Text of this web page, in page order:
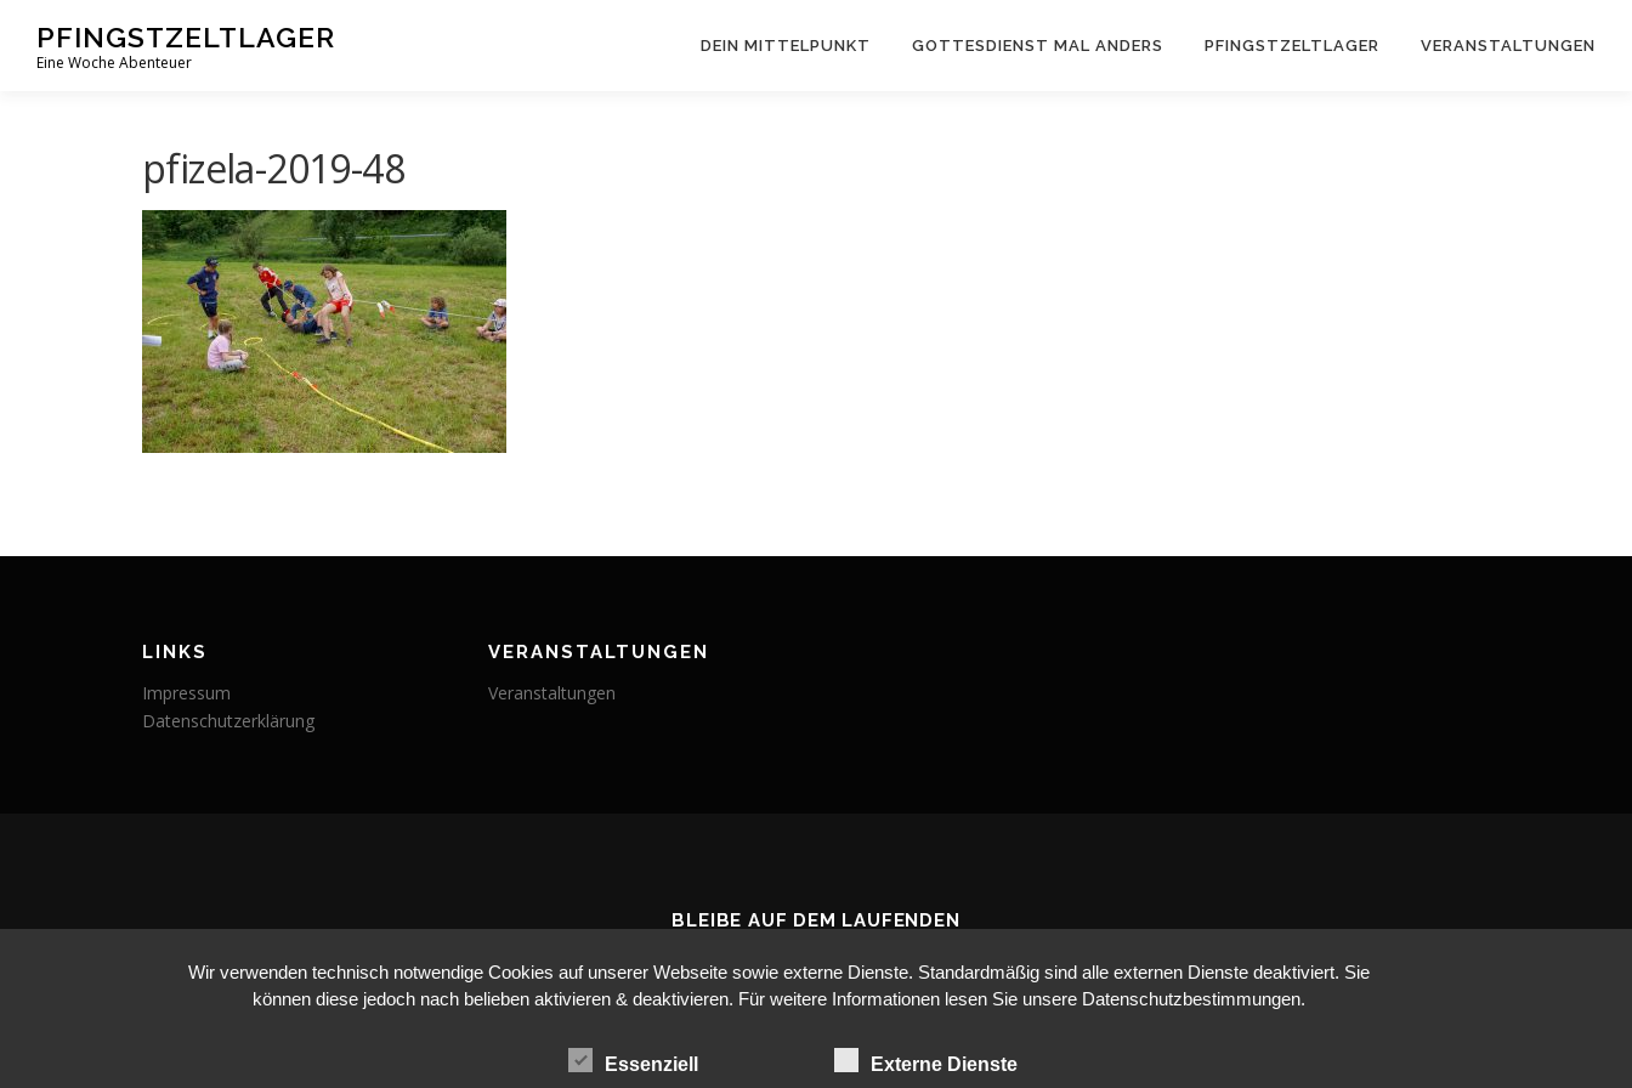
Inhalt
springen
PFINGSTZELTLAGER
Eine Woche Abenteuer
DEIN MITTELPUNKT GOTTESDIENST MAL ANDERS PFINGSTZELTLAGER VERANSTALTUNGEN
pfizela-2019-48
LINKS
Impressum
Datenschutzerklärung
VERANSTALTUNGEN
Veranstaltungen
BLEIBE AUF DEM LAUFENDEN
Wir verwenden technisch notwendige Cookies auf unserer Webseite sowie externe Dienste. Standardmäßig sind alle externen Dienste deaktiviert. Sie
können diese jedoch nach belieben aktivieren & deaktivieren. Für weitere Informationen lesen Sie unsere Datenschutzbestimmungen.
Essenziell Externe Dienste